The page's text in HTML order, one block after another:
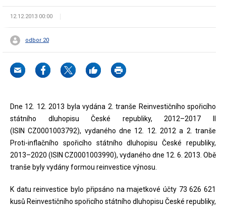
12.12.2013 00:00
odbor 20
Dne 12. 12. 2013 byla vydána 2. tranše Reinvestičního spořicího
státního dluhopisu České republiky, 2012–2017 II
(ISIN CZ0001003792), vydaného dne 12. 12. 2012 a 2. tranše
Proti-inflačního spořicího státního dluhopisu České republiky,
2013–2020 (ISIN CZ0001003990), vydaného dne 12. 6. 2013. Obě
tranše byly vydány formou reinvestice výnosu.
K datu reinvestice bylo připsáno na majetkové účty 73 626 621
kusů Reinvestičního spořicího státního dluhopisu České republiky,